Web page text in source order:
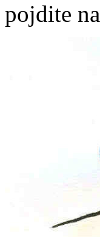
pojdite na